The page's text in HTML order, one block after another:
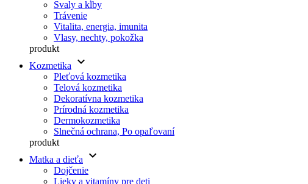
Svaly a kĺby
Trávenie
Vitalita, energia, imunita
Vlasy, nechty, pokožka
produkt
Kozmetika
keyboard_arrow_down
Pleťová kozmetika
Telová kozmetika
Dekoratívna kozmetika
Prírodná kozmetika
Dermokozmetika
Slnečná ochrana, Po opaľovaní
produkt
Matka a dieťa
keyboard_arrow_down
Dojčenie
Lieky a vitamíny pre deti